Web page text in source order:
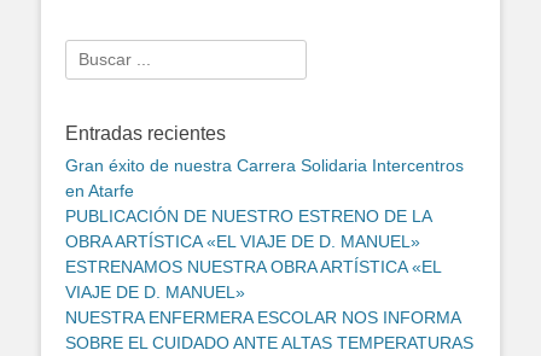
Search
for:
Entradas recientes
Gran éxito de nuestra Carrera Solidaria Intercentros
en Atarfe
PUBLICACIÓN DE NUESTRO ESTRENO DE LA
OBRA ARTÍSTICA «EL VIAJE DE D. MANUEL»
ESTRENAMOS NUESTRA OBRA ARTÍSTICA «EL
VIAJE DE D. MANUEL»
NUESTRA ENFERMERA ESCOLAR NOS INFORMA
SOBRE EL CUIDADO ANTE ALTAS TEMPERATURAS